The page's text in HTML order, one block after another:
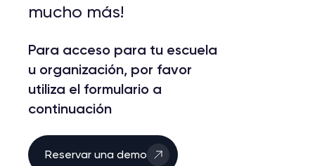
mucho más!
Para acceso para tu escuela
u organización, por favor
utiliza el formulario a
continuación
Reservar una demo